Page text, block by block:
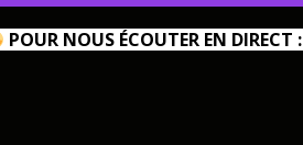
POUR NOUS ÉCOUTER EN DIRECT :